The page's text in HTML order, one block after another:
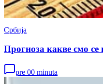
Србија
Прогноза какве смо се
pre 00 minuta